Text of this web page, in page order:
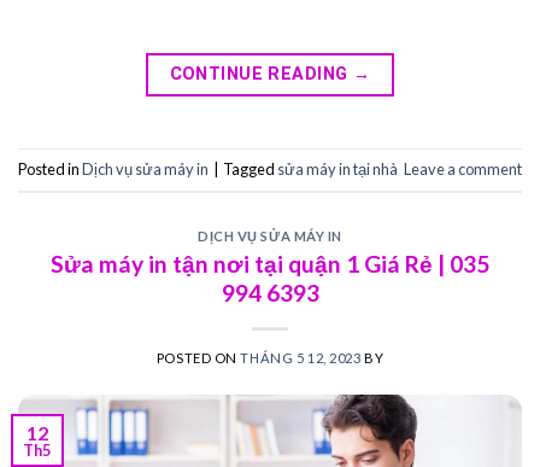
CONTINUE READING →
Posted inDịch vụ sửa máy in Tagged sửa máy in tại nhà Leave a comment
DỊCH VỤ SỬA MÁY IN
Sửa máy in tận nơi tại quận 1 Giá Rẻ | 035
994 6393
POSTED ONTHÁNG 5 12, 2023 BY
12
Th5